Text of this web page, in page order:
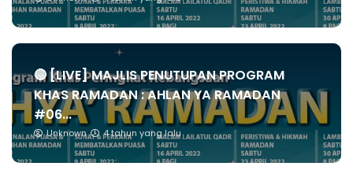
🔴 [LIVE] MAJLIS PENUTUPAN PROGRAM
KHAS RAMADAN : AHLAN YA RAMADAN
#06...
Unknown 4 tahun yang lalu